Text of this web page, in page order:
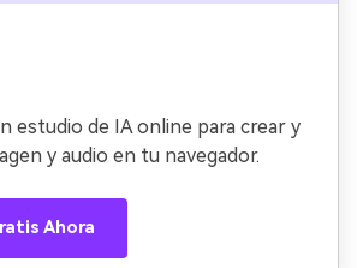
estudio de IA online para crear y
y audio en tu navegador.
Ahora